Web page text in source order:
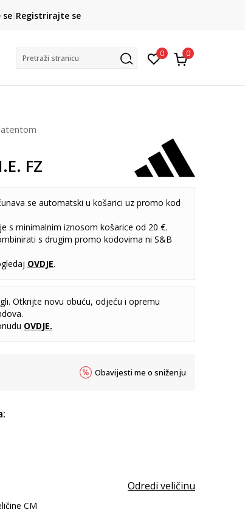
CLICK& COLLECT
besplatno preuzimanje u trgovini
se Registrirajte se
Pretraži stranicu 0 0
FZ
se automatski u košarici uz promo kod
s minimalnim iznosom košarice od 20 €.
s drugim promo kodovima ni S&B
OVDJE.
Otkrijte novu obuću, odjeću i opremu
OVDJE.
Obavijesti me o sniženju
Odredi veličinu
CM